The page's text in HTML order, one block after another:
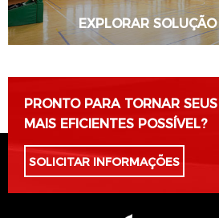
EXPLORAR
SABER MAIS
PRONTO PARA TORNAR
MAIS EFICIENTES POSSÍVEL?
SOLICITAR INFORMAÇÕES